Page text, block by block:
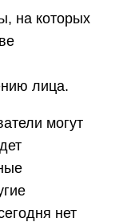
на которых
лица.
могут
нет